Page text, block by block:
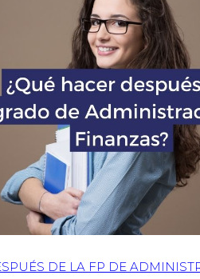
DE LA FP DE